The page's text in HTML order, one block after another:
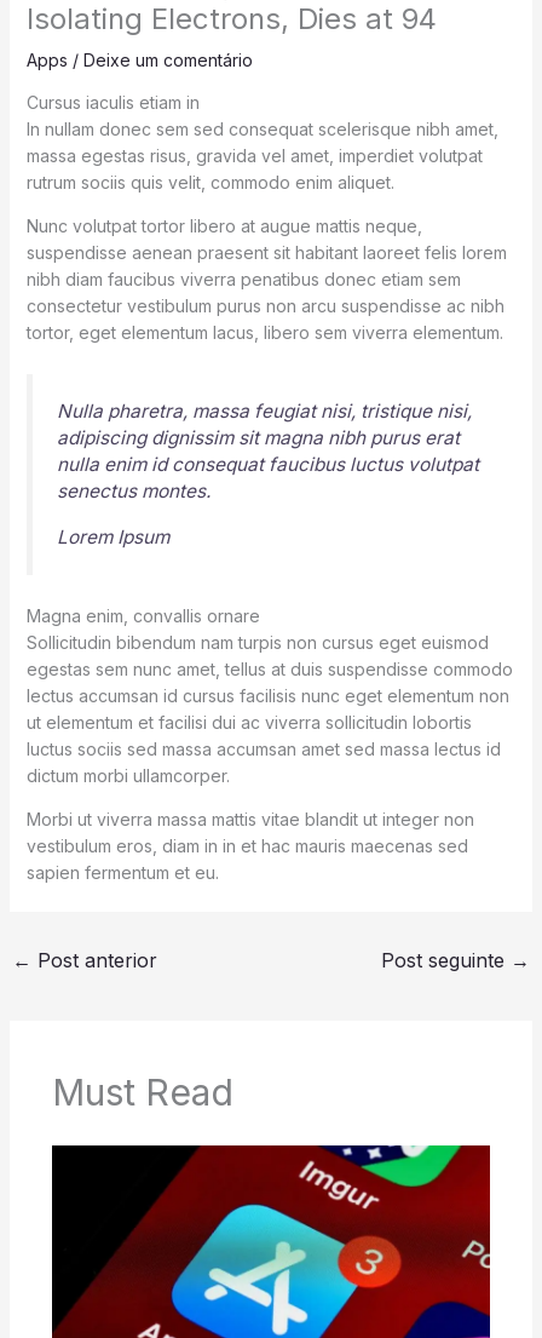
Isolating Electrons, Dies at 94
Apps / Deixe um comentário
Cursus iaculis etiam in
In nullam donec sem sed consequat scelerisque nibh amet,
massa egestas risus, gravida vel amet, imperdiet volutpat
rutrum sociis quis velit, commodo enim aliquet.
Nunc volutpat tortor libero at augue mattis neque,
suspendisse aenean praesent sit habitant laoreet felis lorem
nibh diam faucibus viverra penatibus donec etiam sem
consectetur vestibulum purus non arcu suspendisse ac nibh
tortor, eget elementum lacus, libero sem viverra elementum.
Nulla pharetra, massa feugiat nisi, tristique nisi,
adipiscing dignissim sit magna nibh purus erat
nulla enim id consequat faucibus luctus volutpat
senectus montes.
Lorem Ipsum
Magna enim, convallis ornare
Sollicitudin bibendum nam turpis non cursus eget euismod
egestas sem nunc amet, tellus at duis suspendisse commodo
lectus accumsan id cursus facilisis nunc eget elementum non
ut elementum et facilisi dui ac viverra sollicitudin lobortis
luctus sociis sed massa accumsan amet sed massa lectus id
dictum morbi ullamcorper.
Morbi ut viverra massa mattis vitae blandit ut integer non
vestibulum eros, diam in in et hac mauris maecenas sed
sapien fermentum et eu.
← Post anterior Post seguinte →
Must Read